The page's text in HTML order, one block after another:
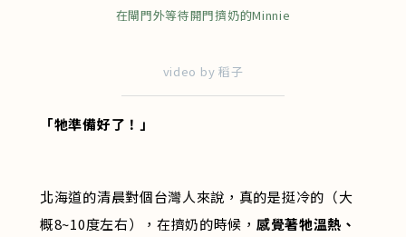
在閘門外等待開門擠奶的Minnie
video by 稻子
「牠準備好了！」
北海道的清晨對個台灣人來說，真的是挺冷的（大
概8~10度左右），在擠奶的時候， 感覺著牠溫熱、